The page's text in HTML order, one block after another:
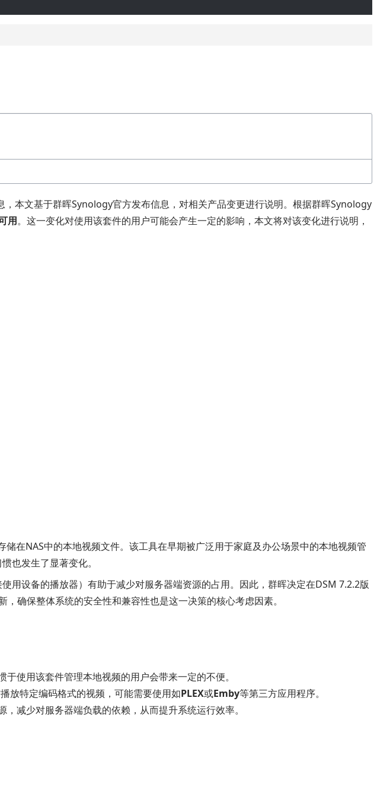
本文基于群晖Synology官方发布信息，对相关产品变更进行说明。根据群晖Synology
用。这一变化对使用该套件的用户可能会产生一定的影响，本文将对该变化进行说明，
在NAS中的本地视频文件。该工具在早期被广泛用于家庭及办公场景中的本地视频管
也发生了显著变化。
用设备的播放器）有助于减少对服务器端资源的占用。因此，群晖决定在DSM 7.2.2版
确保整体系统的安全性和兼容性也是这一决策的核心考虑因素。
使用该套件管理本地视频的用户会带来一定的不便。
放特定编码格式的视频，可能需要使用如PLEX或Emby等第三方应用程序。
减少对服务器端负载的依赖，从而提升系统运行效率。